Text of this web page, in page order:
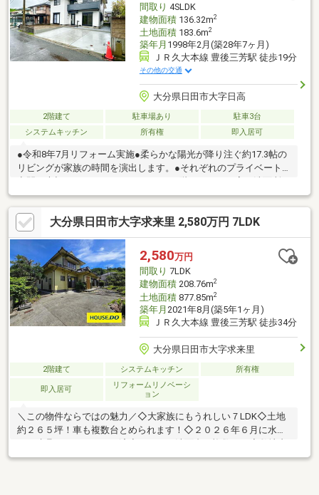
間取り 4SLDK
建物面積136.32m2
土地面積183.6m2
築年月 1998年2月(築28年7ヶ月)
ＪＲ久大本線 豊後三芳駅 徒歩19分
その他の交通
大分県日田市大字日高
2階建て 駐車場あり
駐車3台
システムキッチン
所有権 即入居可
●令和8年7月リフォーム実施●柔らかな陽光が降り注ぐ約17.3帖の
リビングが家族の時間を演出します。●それぞれのプライベート
ある便利な仕様です。●駐車スペース増設工事を行っておりま
す。
大分県日田市大字求来里 2,580万円 7LDK
2,580万円
間取り 7LDK
建物面積208.76m2
土地面積877.85m2
築年月 2021年8月(築5年1ヶ月)
ＪＲ久大本線 豊後三芳駅 徒歩34分
大分県日田市大字求来里
2階建て システムキッチン 所有権
即入居可
リフォームリノベーシ
ョン
＼この物件ならではの魅力／◇大家族にもうれしい７LDK◇土地
約２６５坪！車も複数台とめられます！◇２０２６年６月に水回
に約４０坪の倉庫あり。２階は洋間です。☆内覧ツアー☆気にな